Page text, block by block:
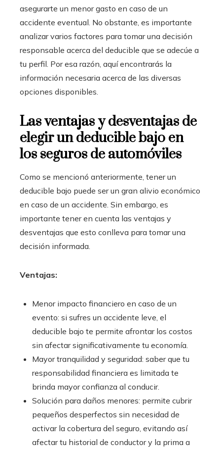
asegurarte un menor gasto en caso de un
accidente eventual. No obstante, es importante
analizar varios factores para tomar una decisión
responsable acerca del deducible que se adecúe a
tu perfil. Por esa razón, aquí encontrarás la
información necesaria acerca de las diversas
opciones disponibles.
Las ventajas y desventajas de
elegir un deducible bajo en
los seguros de automóviles
Como se mencionó anteriormente, tener un
deducible bajo puede ser un gran alivio económico
en caso de un accidente. Sin embargo, es
importante tener en cuenta las ventajas y
desventajas que esto conlleva para tomar una
decisión informada.
Ventajas:
Menor impacto financiero en caso de un
evento: si sufres un accidente leve, el
deducible bajo te permite afrontar los costos
sin afectar significativamente tu economía.
Mayor tranquilidad y seguridad: saber que tu
responsabilidad financiera es limitada te
brinda mayor confianza al conducir.
Solución para daños menores: permite cubrir
pequeños desperfectos sin necesidad de
activar la cobertura del seguro, evitando así
afectar tu historial de conductor y la prima a